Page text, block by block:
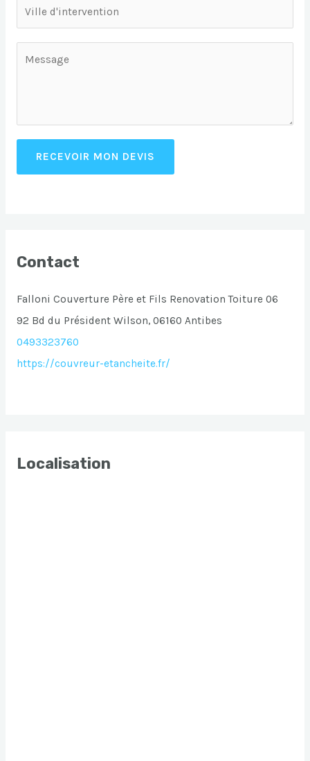
RECEVOIR MON DEVIS
Contact
Falloni Couverture Père et Fils Renovation Toiture 06
92 Bd du Président Wilson, 06160 Antibes
0493323760
https://couvreur-etancheite.fr/
Localisation